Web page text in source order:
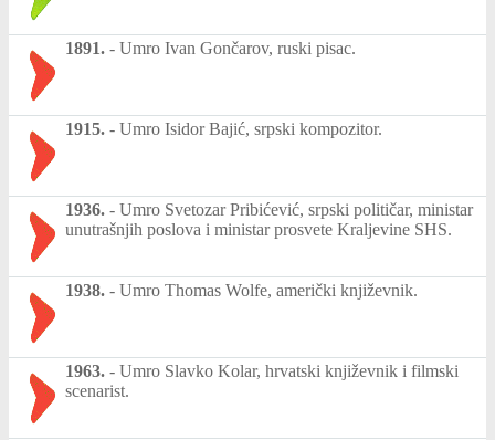
1891. - Umro Ivan Gončarov, ruski pisac.
1915. - Umro Isidor Bajić, srpski kompozitor.
1936. - Umro Svetozar Pribićević, srpski političar, ministar
unutrašnjih poslova i ministar prosvete Kraljevine SHS.
1938. - Umro Thomas Wolfe, američki književnik.
1963. - Umro Slavko Kolar, hrvatski književnik i filmski
scenarist.